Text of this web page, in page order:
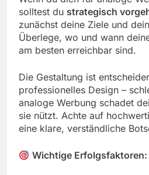
solltest du strategisch
zunächst deine Ziele und
Überlege, wo und wann
am besten erreichbar sind.
Die Gestaltung ist
professionelles Design –
analoge Werbung schadet
sie nützt. Achte auf
eine klare, verständliche
Wichtige Erfolgsfaktoren: